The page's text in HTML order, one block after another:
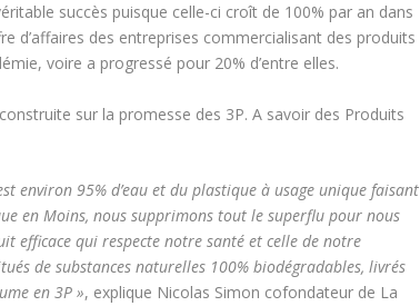
succès puisque celle-ci croît de 100% par an dans
d’affaires des entreprises commercialisant des produits
voire a progressé pour 20% d’entre elles.
sur la promesse des 3P. A savoir des Produits
environ 95% d’eau et du plastique à usage unique faisant
en Moins, nous supprimons tout le superflu pour nous
efficace qui respecte notre santé et celle de notre
de substances naturelles 100% biodégradables, livrés
en 3P », explique Nicolas Simon cofondateur de La